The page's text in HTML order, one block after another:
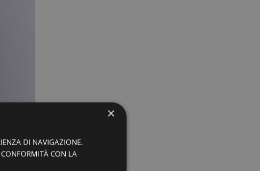
×
DI NAVIGAZIONE.
CON LA